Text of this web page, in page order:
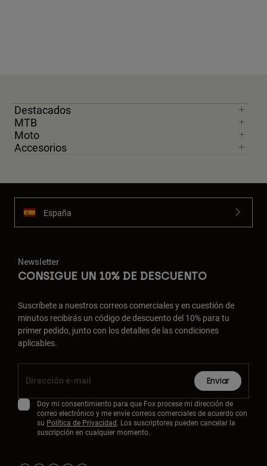
Destacados
MTB
Moto
Accesorios
España
Newsletter
CONSIGUE UN 10% DE DESCUENTO
Suscríbete a nuestros correos comerciales y en cuestión de
minutos recibirás un código de descuento del 10% para tu
primer pedido, junto con los detalles de las condiciones
aplicables.
Enviar
Doy mi consentimiento para que Fox procese mi dirección de
correo electrónico y me envíe correos comerciales de acuerdo con
su Política de Privacidad. Los suscriptores pueden cancelar la
suscripción en cualquier momento.